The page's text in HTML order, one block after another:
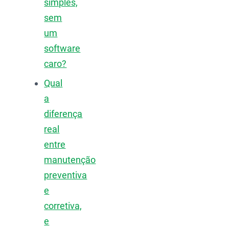
simples,
sem
um
software
caro?
Qual
a
diferença
real
entre
manutenção
preventiva
e
corretiva,
e